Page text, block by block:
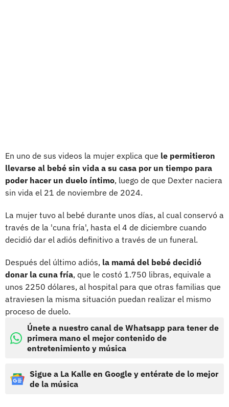
En uno de sus videos la mujer explica que le permitieron
llevarse al bebé sin vida a su casa por un tiempo para
poder hacer un duelo íntimo, luego de que Dexter naciera
sin vida el 21 de noviembre de 2024.
La mujer tuvo al bebé durante unos días, al cual conservó a
través de la 'cuna fría', hasta el 4 de diciembre cuando
decidió dar el adiós definitivo a través de un funeral.
Después del último adiós, la mamá del bebé decidió
donar la cuna fría, que le costó 1.750 libras, equivale a
unos 2250 dólares, al hospital para que otras familias que
atraviesen la misma situación puedan realizar el mismo
proceso de duelo.
Únete a nuestro canal de Whatsapp para tener de
primera mano el mejor contenido de
entretenimiento y música
Sigue a La Kalle en Google y entérate de lo mejor
de la música